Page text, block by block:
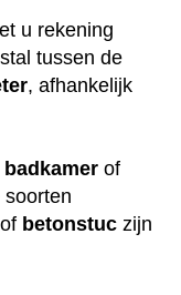
u rekening
tussen de
, afhankelijk
badkamer of
of betonstuc zijn